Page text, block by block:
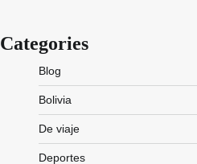
Categories
Blog
Bolivia
De viaje
Deportes